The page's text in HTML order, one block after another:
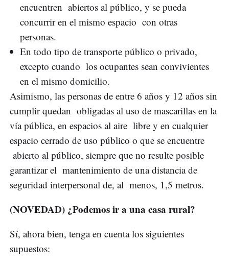
encuentren abiertos al público, y se pueda
concurrir en el mismo espacio con otras
personas.
En todo tipo de transporte público o privado,
excepto cuando los ocupantes sean convivientes
en el mismo domicilio.
Asimismo, las personas de entre 6 años y 12 años sin
cumplir quedan obligadas al uso de mascarillas en la
vía pública, en espacios al aire libre y en cualquier
espacio cerrado de uso público o que se encuentre
abierto al público, siempre que no resulte posible
garantizar el mantenimiento de una distancia de
seguridad interpersonal de, al menos, 1,5 metros.
(NOVEDAD) ¿Podemos ir a una casa rural?
Sí, ahora bien, tenga en cuenta los siguientes
supuestos: